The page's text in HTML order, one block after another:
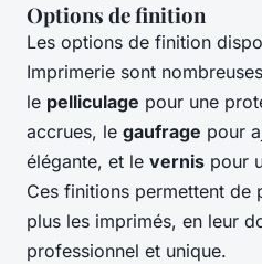
Options de finition
Les options de finition
Imprimerie sont
le pelliculage pour une
accrues, le gaufrage pour
élégante, et le vernis pour
Ces finitions permettent de
plus les imprimés, en leur
professionnel et unique.